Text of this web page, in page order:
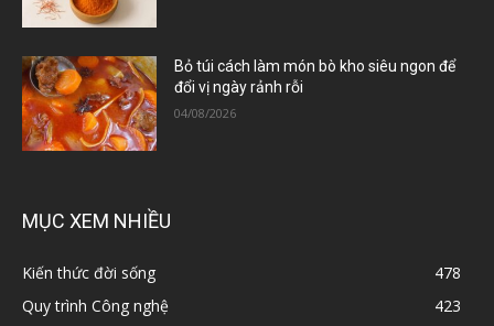
Bỏ túi cách làm món bò kho siêu ngon để
đổi vị ngày rảnh rỗi
04/08/2026
MỤC XEM NHIỀU
Kiến thức đời sống
478
Quy trình Công nghệ
423